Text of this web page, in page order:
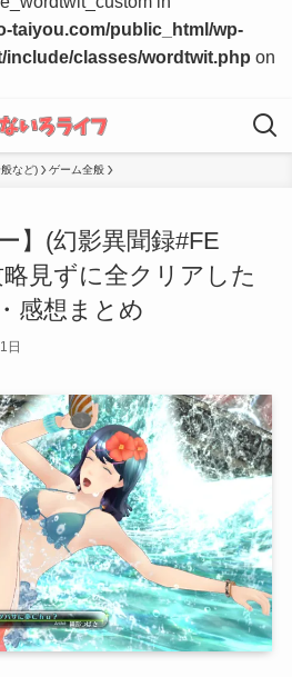
taiyou.com/public_html/wp-
classes/wordtwit.php on
など) ゲーム全般
】(幻影異聞録#FE
見ずに全クリアした
感想まとめ
日